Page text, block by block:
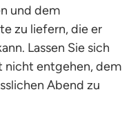
und dem
zu liefern, die er
Lassen Sie sich
nicht entgehen, dem
Abend zu